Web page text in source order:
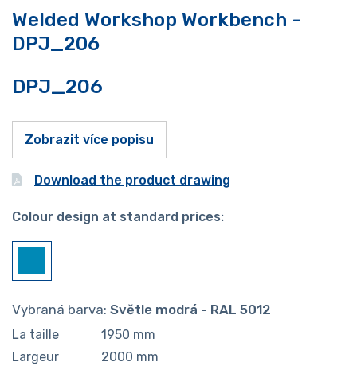
Welded Workshop Workbench -
DPJ_206
DPJ_206
Zobrazit více popisu
Download the product drawing
Colour design at standard prices:
Vybraná barva: Světle modrá - RAL 5012
La taille 1950 mm
Largeur
2000 mm